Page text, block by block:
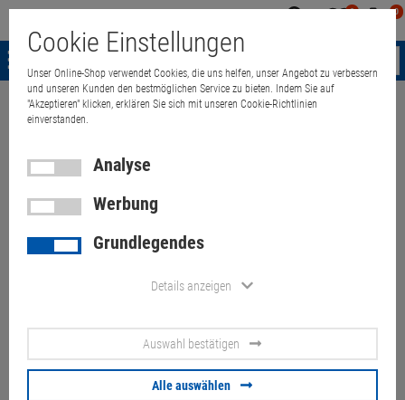
0 0
Menü
Weiter einkaufen
IBM MV-NOR Tastatur
norwegisch für ThinkPad T500
W500
3,90 €
inkl. MwSt. Versand ab6,00€
Cookie Einstellungen
Unser Online-Shop verwendet Cookies, die uns helfen, unser Angebot zu verbessern
und unseren Kunden den bestmöglichen Service zu bieten. Indem Sie auf
"Akzeptieren" klicken, erklären Sie sich mit unseren Cookie-Richtlinien
einverstanden.
Analyse
Werbung
Grundlegendes
Details anzeigen
Auswahl bestätigen
Alle auswählen